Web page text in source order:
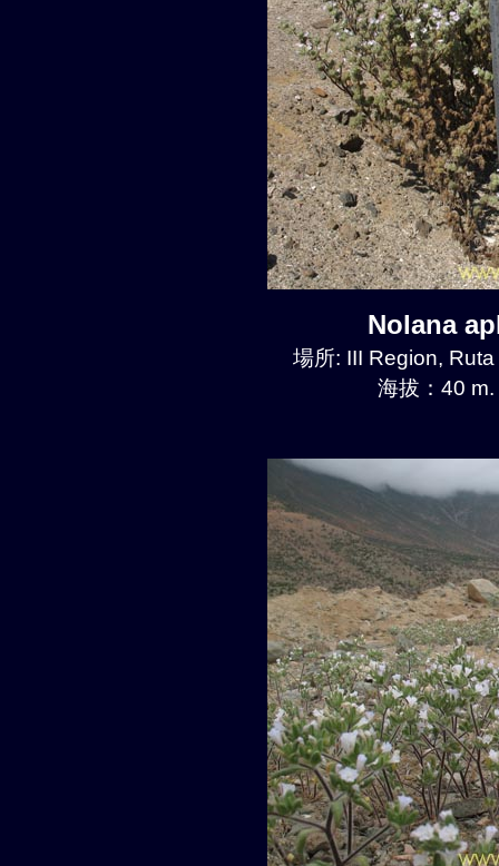
Nolana
場所: III Region,
海拔：40